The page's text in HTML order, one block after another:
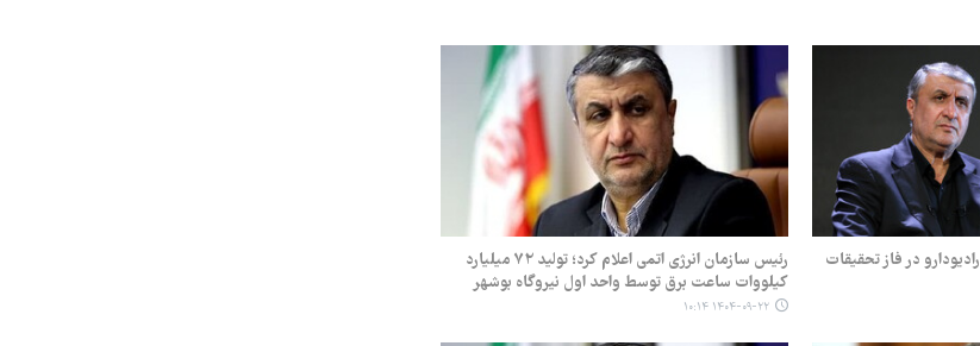
رئیس سازمان انرژی اتمی: ۲۰ رادیودارو در فاز تحقیقات
رئیس سازمان انرژی اتمی اعلام کرد؛ تولید ۷۲ میلیارد
کیلووات ساعت برق توسط واحد اول نیروگاه بوشهر
۱۴۰۴-۰۹-۲۲ ۱۰:۱۴